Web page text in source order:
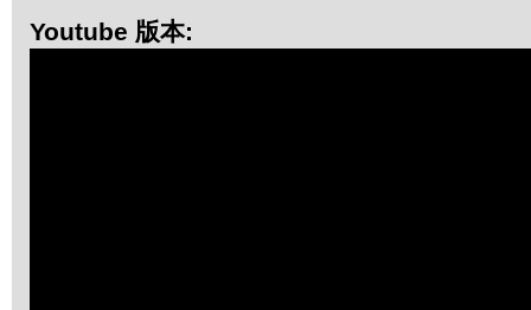
Youtube 版本: